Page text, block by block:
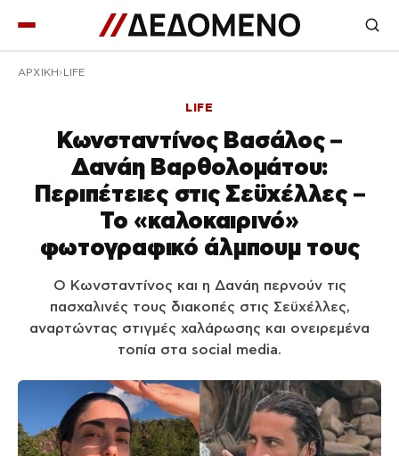
ΑΡΧΙΚΉ LIFE
LIFE
Κωνσταντίνος Βασάλος –
Δανάη Βαρθολομάτου:
Περιπέτειες στις Σεϋχέλλες –
Το «καλοκαιρινό»
φωτογραφικό άλμπουμ τους
Ο Κωνσταντίνος και η Δανάη περνούν τις
πασχαλινές τους διακοπές στις Σεϋχέλλες,
αναρτώντας στιγμές χαλάρωσης και ονειρεμένα
τοπία στα social media.